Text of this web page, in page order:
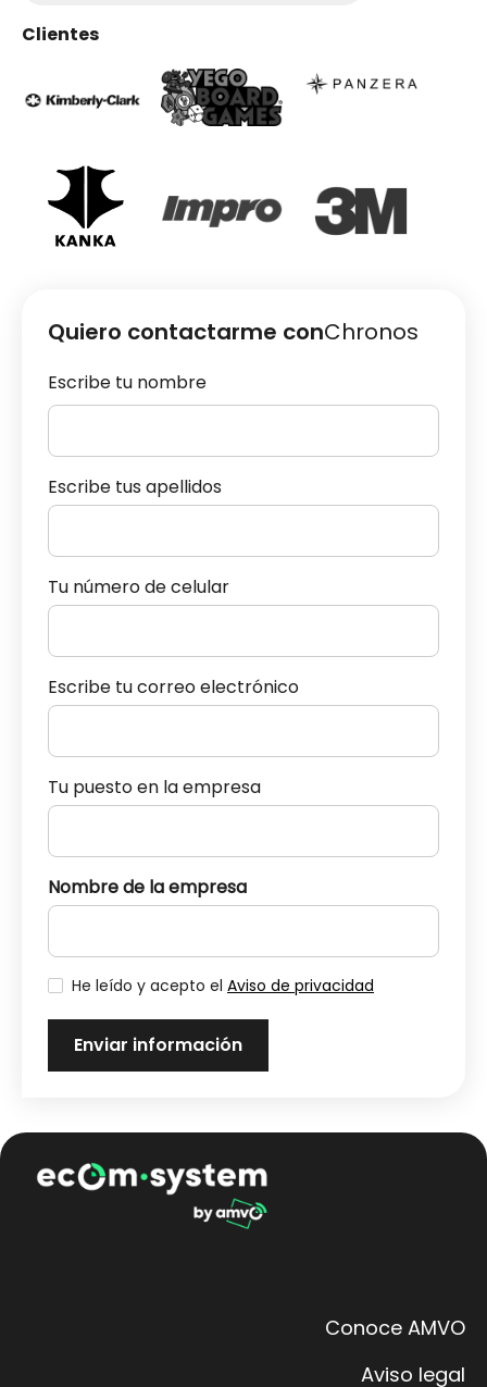
Clientes
Quiero contactarme conChronos
Escribe tu nombre
Escribe tus apellidos
Tu número de celular
Escribe tu correo electrónico
Tu puesto en la empresa
Nombre de la empresa
He leído y acepto el Aviso de privacidad
Conoce AMVO
Aviso legal